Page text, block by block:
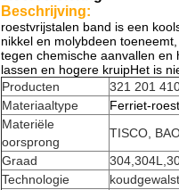
Beschrijving:
roestvrijstalen band is een
nikkel en molybdeen
tegen chemische aanvallen en
lassen en hogere kruipHet is
Producten
321 201
Materiaaltype
Ferriet-
Materiële
oorsprong
TISCO,
Graad
Technologie
koudgewalst